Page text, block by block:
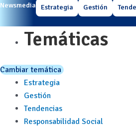
Newsmedia Estrategia Gestión
Temáticas
Cambiar temática
Estrategia
Gestión
Tendencias
Responsabilidad Social